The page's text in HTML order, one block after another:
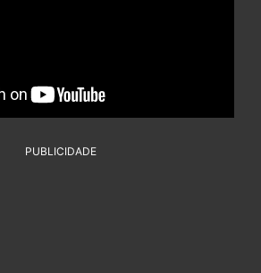
PUBLICIDADE